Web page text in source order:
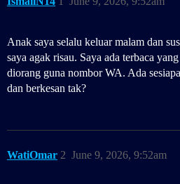
Anak saya selalu keluar malam dan
saya agak risau. Saya ada terbaca
diorang guna nombor WA. Ada
dan berkesan tak?
WatiOmar June 9, 2026, 9:52am
2